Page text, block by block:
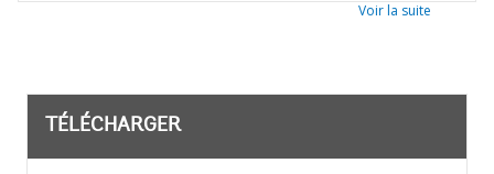
Voir la suite
TÉLÉCHARGER